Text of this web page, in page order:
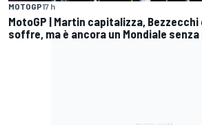
MOTOGP17 h
MotoGP | Martin capitalizza, Bezzecchi
soffre, ma è ancora un Mondiale senza